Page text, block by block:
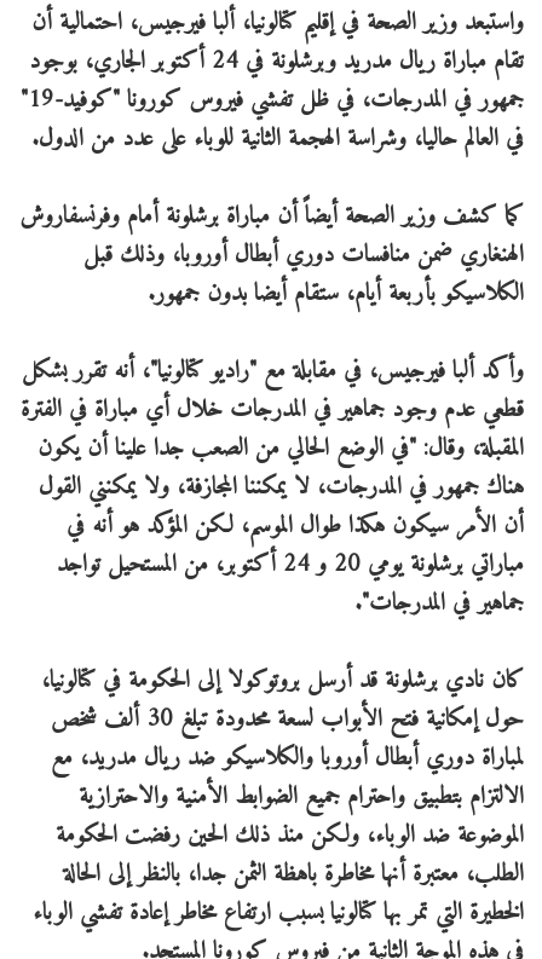
واستبعد وزير الصحة في إقليم كتالونيا، ألبا فيرجيس، احتمالية أن
تقام مباراة ريال مدريد وبرشلونة في 24 أكتوبر الجاري، بوجود
جمهور في المدرجات، في ظل تفشي فيروس كورونا "كوفيد-19"
في العالم حاليا، وشراسة الهجمة الثانية للوباء على عدد من الدول.
كما كشف وزير الصحة أيضاً أن مباراة برشلونة أمام وفرنسفاروش
الهنغاري ضمن منافسات دوري أبطال أوروبا، وذلك قبل
الكلاسيكو بأربعة أيام، ستقام أيضا بدون جمهور.
وأكد ألبا فيرجيس، في مقابلة مع "راديو كتالونيا"، أنه تقرر بشكل
قطعي عدم وجود جماهير في المدرجات خلال أي مباراة في الفترة
المقبلة، وقال: "في الوضع الحالي من الصعب جدا علينا أن يكون
هناك جمهور في المدرجات، لا يمكننا المجازفة، ولا يمكنني القول
أن الأمر سيكون هكذا طوال الموسم، لكن المؤكد هو أنه في
مباراتي برشلونة يومي 20 و 24 أكتوبر، من المستحيل تواجد
جماهير في المدرجات".
كان نادي برشلونة قد أرسل بروتوكولا إلى الحكومة في كتالونيا،
حول إمكانية فتح الأبواب لسعة محدودة تبلغ 30 ألف شخص
لمباراة دوري أبطال أوروبا والكلاسيكو ضد ريال مدريد، مع
الالتزام بتطبيق واحترام جميع الضوابط الأمنية والاحترازية
الموضوعة ضد الوباء، ولكن منذ ذلك الحين رفضت الحكومة
الطلب، معتبرة أنها مخاطرة باهظة الثمن جدا، بالنظر إلى الحالة
الخطيرة التي تمر بها كتالونيا بسبب ارتفاع مخاطر إعادة تفشي الوباء